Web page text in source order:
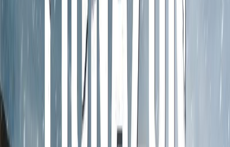
Το πτώμα μιας νεαρής Ρωσίδας εντοπίζεται σε μια ερημική γωνιά
της Ισλανδίας. Η αστυνομία, έπειτα από επιπόλαιη έρευνα,